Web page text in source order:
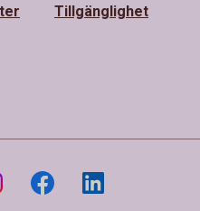
Tillgänglighet